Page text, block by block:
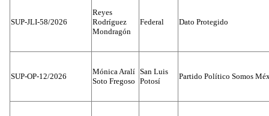
SUP-JLI-58/2026
Reyes
Rodríguez
Mondragón
Federal Dato Protegido
SUP-OP-12/2026
Mónica Aralí
Soto Fregoso
San Luis
Potosí
Partido Político Somos